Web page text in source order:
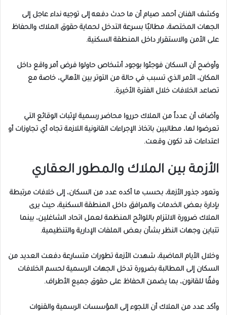
وكشف الفنان أحمد صيام أن ما حدث دفعه إلى توجيه نداء عاجل إلى
الجهات المختصة، مطالبًا بسرعة التدخل لحماية حقوق الملاك والحفاظ
على الأمن والاستقرار داخل المنطقة السكنية.
وأوضح أن السكان فوجئوا بوجود أشخاص حاولوا فرض أمر واقع داخل
المكان، الأمر الذي تسبب في حالة من التوتر بين الأهالي، خاصة مع
تصاعد الخلافات خلال الفترة الأخيرة.
وأضاف أن عدداً من الملاك حرروا محاضر رسمية لإثبات الوقائع التي
تعرضوا لها، مطالبين باتخاذ الإجراءات القانونية اللازمة تجاه أي تجاوزات أو
اعتداءات قد تكون وقعت.
الأزمة بين الملاك والمطور العقاري
وتعود جذور الأزمة، بحسب ما أكده عدد من السكان، إلى خلافات مرتبطة
بإدارة بعض الخدمات والمرافق داخل المنطقة السكنية، حيث يرى
الملاك ضرورة الالتزام باللوائح المنظمة لعمل اتحاد الشاغلين، بينما
تتباين وجهات النظر بشأن بعض الملفات الإدارية والتنظيمية.
وخلال الأيام الماضية، شهدت الأزمة تطورات متسارعة دفعت العديد من
السكان إلى المطالبة بضرورة تدخل الجهات الرسمية لحسم الخلافات
وفقًا للقانون، بما يضمن الحفاظ على حقوق جميع الأطراف.
وأكد عدد من الملاك أن اللجوء إلى المؤسسات الرسمية والقنوات